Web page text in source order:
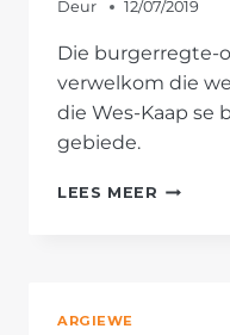
SKEND
Deur 12/07/2019
Die burgerregte-
verwelkom die
die Wes-Kaap se
gebiede.
LEES MEER
ARGIEWE